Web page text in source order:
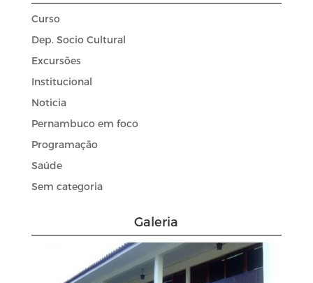
Curso
Dep. Socio Cultural
Excursões
Institucional
Noticia
Pernambuco em foco
Programação
Saúde
Sem categoria
Galeria